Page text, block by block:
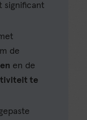
significant
de
en de
te